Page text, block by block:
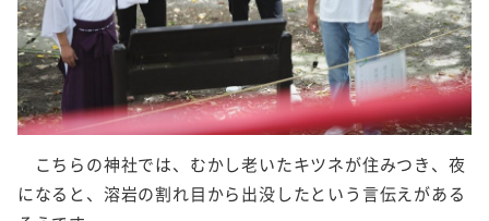
こちらの神社では、むかし老いたキツネが住みつき、夜
になると、溶岩の割れ目から出没したという言伝えがある